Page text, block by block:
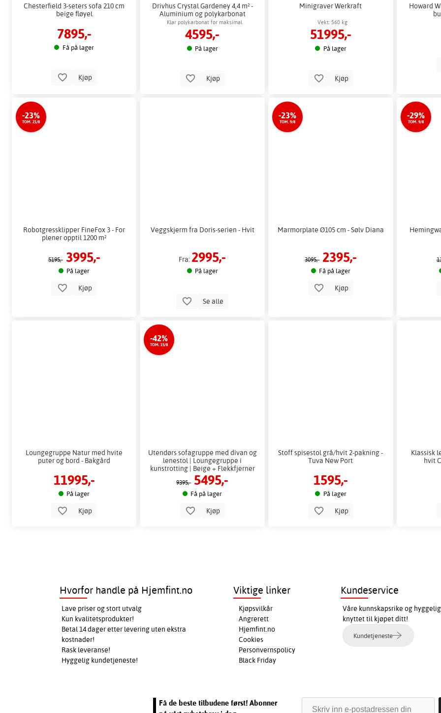
Chesterfield 3-seters sofa 210 cm
beige fløyel
7895,-
Få på lager
Kjøp
Drivhus Crystal Gardeney 4,4 m² -
Aluminium og polykarbonat
Klar polykarbonat for maksimal
lysgjennomgang
4595,-
På lager
Kjøp
Minigraver Werkraft
Vekt: 560 kg
51995,-
På lager
Kjøp
Howard
-23%
TOM. 21/8
Robotgressklipper FineFox 3 - For
plener opptil 1200 m²
5195,- 3995,-
På lager
Kjøp
Veggskjerm fra Doris-serien - Hvit
Fra: 2995,-
På lager
Se alle
-23%
TOM. 9/8
Marmorplate Ø105 cm - Sølv Diana
3095,- 2395,-
Få på lager
Kjøp
-29%
TOM. 9/8
Loungegruppe Natur med hvite
puter og bord - Bakgård
11995,-
På lager
Kjøp
-42%
TOM. 15/8
Utendørs sofagruppe med divan og
lenestol | Loungegruppe i
kunstrotting | Beige + Flekkfjerner
for møbler
9395,- 5495,-
Få på lager
Kjøp
Stoff spisestol grå/hvit 2-pakning -
Tuva New Port
1595,-
På lager
Kjøp
Klassisk
hvit
Hvorfor handle på Hjemfint.no
Lave priser og stort utvalg
Kun kvalitetsprodukter!
Betal 14 dager etter levering uten ekstra
kostnader!
Rask leveranse!
Hyggelig kundetjeneste!
Viktige linker
Kjøpsvilkår
Angrerett
Hjemfint.no
Cookies
Personvernspolicy
Black Friday
Kundeservice
Våre kunnskapsrike og
knyttet til kjøpet ditt!
Kundetjeneste
Få de beste tilbudene først! Abonner